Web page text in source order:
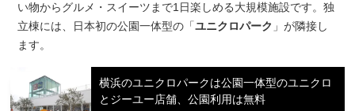
い物からグルメ・スイーツまで1日楽しめる大規模施設です。独
立棟には、日本初の公園一体型の「ユニクロパーク 」が隣接し
ます。
横浜のユニクロパークは公園一体型のユニクロ
とジーユー店舗、公園利用は無料